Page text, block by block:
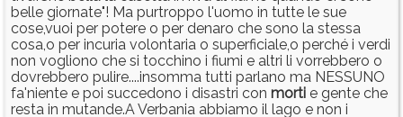
belle giornate"! Ma purtroppo l'uomo in tutte le sue
cose,vuoi per potere o per denaro che sono la stessa
cosa,o per incuria volontaria o superficiale,o perché i verdi
non vogliono che si tocchino i fiumi e altri li vorrebbero o
dovrebbero pulire....insomma tutti parlano ma NESSUNO
fa'niente e poi succedono i disastri con morti e gente che
resta in mutande.A Verbania abbiamo il lago e non i